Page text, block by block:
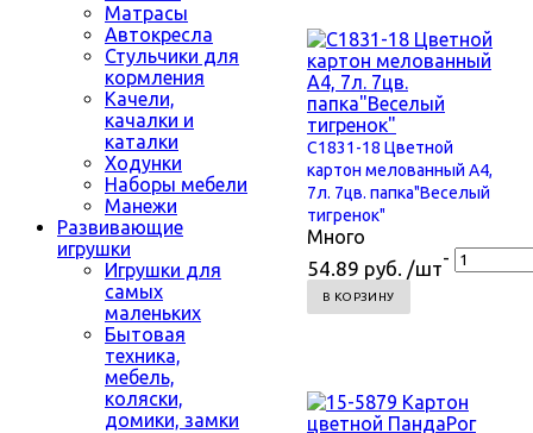
Матрасы
Автокресла
Стульчики для
кормления
Качели,
качалки и
каталки
Ходунки
Наборы мебели
Манежи
Развивающие
игрушки
Игрушки для
самых
маленьких
Бытовая
техника,
мебель,
коляски,
домики, замки
С1831-18 Цветной
картон мелованный А4,
7л. 7цв. папка"Веселый
тигренок"
Много
54.89 руб. /шт-
В КОРЗИНУ